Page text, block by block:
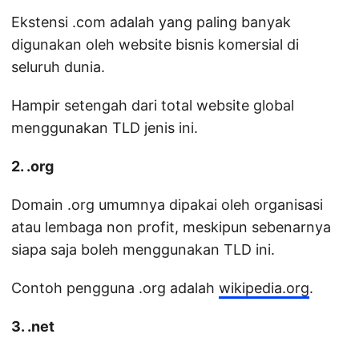
Ekstensi .com adalah yang paling banyak
digunakan oleh website bisnis komersial di
seluruh dunia.
Hampir setengah dari total website global
menggunakan TLD jenis ini.
2. .org
Domain .org umumnya dipakai oleh organisasi
atau lembaga non profit, meskipun sebenarnya
siapa saja boleh menggunakan TLD ini.
Contoh pengguna .org adalah wikipedia.org.
3. .net